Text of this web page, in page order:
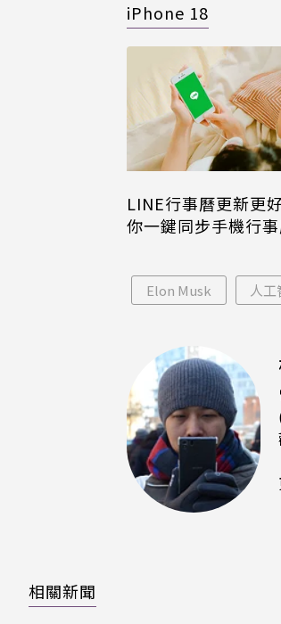
iPhone 18
LINE行事曆更新更
你一鍵同步手機行
Elon Musk 人工
相關新聞